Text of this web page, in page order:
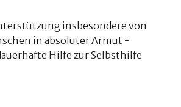
insbesondere von
in absoluter Armut -
Hilfe zur Selbsthilfe